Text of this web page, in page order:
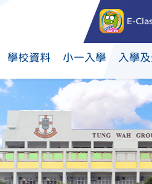
E-
學校資料 小一入學 入學